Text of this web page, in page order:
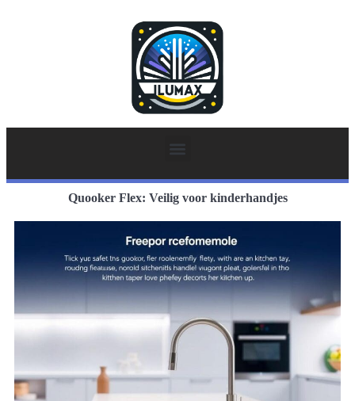
Quooker Flex: Veilig voor kinderhandjes